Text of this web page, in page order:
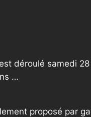
déroulé samedi
…
proposé par